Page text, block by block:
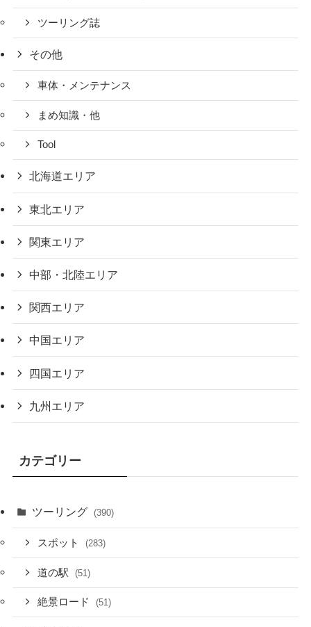
ツーリング誌
その他
車体・メンテナンス
まめ知識・他
Tool
北海道エリア
東北エリア
関東エリア
中部・北陸エリア
関西エリア
中国エリア
四国エリア
九州エリア
カテゴリー
ツーリング (390)
スポット (283)
道の駅 (51)
絶景ロード (51)